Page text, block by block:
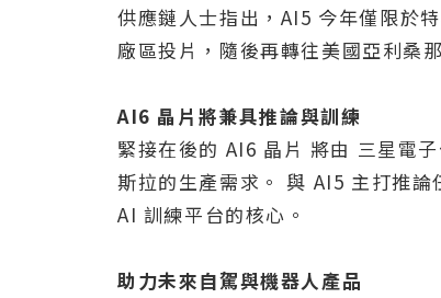
供應鏈人士指出，AI5 今年僅限於
廠區投片，隨後再轉往美國亞利桑
AI6 晶片將兼具推論與訓練
緊接在後的 AI6 晶片 將由 三星電
斯拉的生產需求。 與 AI5 主打推
AI 訓練平台的核心。
助力未來自駕與機器人產品